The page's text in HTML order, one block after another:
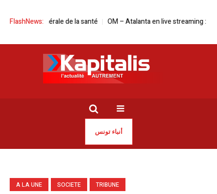
FlashNews:
de la santé OM – Atalanta en live streaming : le match de la
أنباء تونس
A LA UNE SOCIETE TRIBUNE